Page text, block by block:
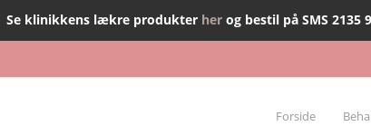
Se klinikkens lækre produkter herog bestil på SMS 2135
Forside